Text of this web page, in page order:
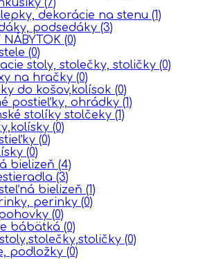
dekorácie na stenu (1)
podsedáky (3)
NÁBYTOK (0)
(0)
stoly, stolečky, stoličky (0)
na hračky (0)
do košov,kolísok (0)
postieľky, ohrádky (1)
stolíky stolčeky (1)
(0)
(0)
(0)
bielizeň (4)
(3)
bielizeň (1)
perinky (0)
(0)
bábätká (0)
(0)
podložky (0)